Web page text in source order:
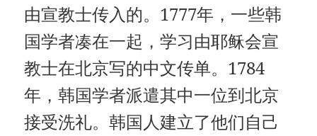
由宣教士传入的。1777年，一些韩
国学者凑在一起，学习由耶稣会宣
教士在北京写的中文传单。1784
年，韩国学者派遣其中一位到北京
接受洗礼。韩国人建立了他们自己